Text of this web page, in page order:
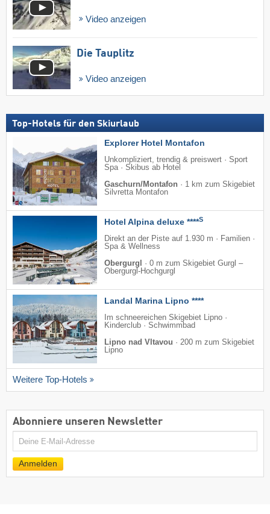
Video anzeigen
Die Tauplitz
Video anzeigen
Top-Hotels für den Skiurlaub
Explorer Hotel Montafon
Unkompliziert, trendig & preiswert · Sport
Spa · Skibus ab Hotel
Gaschurn/Montafon · 1 km zum Skigebiet
Silvretta Montafon
Hotel Alpina deluxe ****S
Direkt an der Piste auf 1.930 m · Familien ·
Spa & Wellness
Obergurgl
· 0 m zum Skigebiet Gurgl –
Obergurgl-Hochgurgl
Landal Marina Lipno ****
Im schneereichen Skigebiet Lipno ·
Kinderclub · Schwimmbad
Lipno nad Vltavou · 200 m zum Skigebiet
Lipno
Weitere Top-Hotels
Abonniere unseren Newsletter
E-
Anmelden